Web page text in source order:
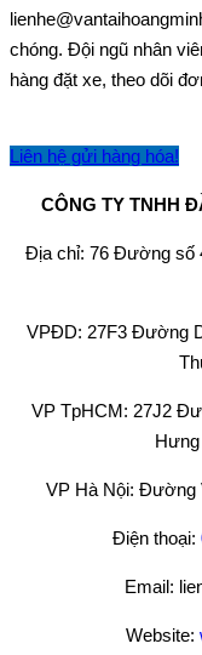
chóng. Đội ngũ nhân
hàng đặt xe, theo dõi
Liên hệ gửi hàng hóa!
CÔNG TY TNHH
Địa chỉ: 76 Đường số
VPĐD: 27F3 Đường
VP TpHCM: 27J2
VP Hà Nội: Đường
Điện thoại:
Email:
Website: